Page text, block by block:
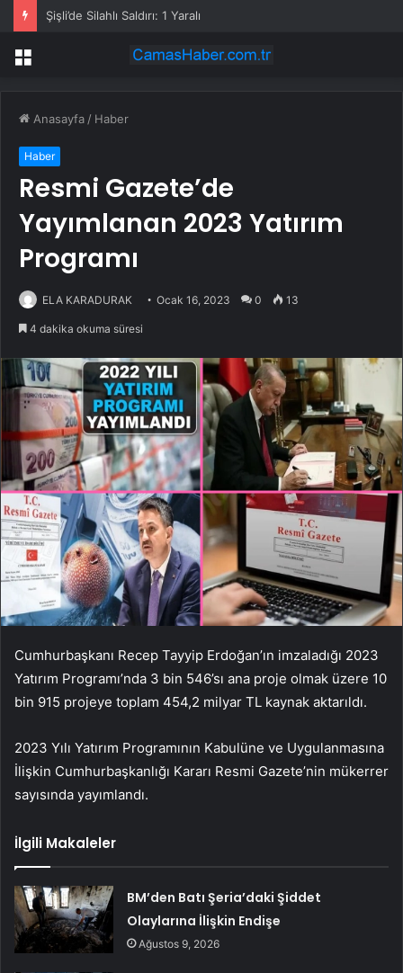
Menü
Anasayfa / Haber
Haber
Resmi Gazete’de
Yayımlanan 2023 Yatırım
Programı
ELA KARADURAK Ocak 16, 2023 0 13
4 dakika okuma süresi
Cumhurbaşkanı Recep Tayyip Erdoğan’ın imzaladığı 2023
Yatırım Programı’nda 3 bin 546’sı ana proje olmak üzere 10
bin 915 projeye toplam 454,2 milyar TL kaynak aktarıldı.
2023 Yılı Yatırım Programının Kabulüne ve Uygulanmasına
İlişkin Cumhurbaşkanlığı Kararı Resmi Gazete’nin mükerrer
sayısında yayımlandı.
İlgili Makaleler
BM’den Batı Şeria’daki Şiddet
Olaylarına İlişkin Endişe
Ağustos 9, 2026